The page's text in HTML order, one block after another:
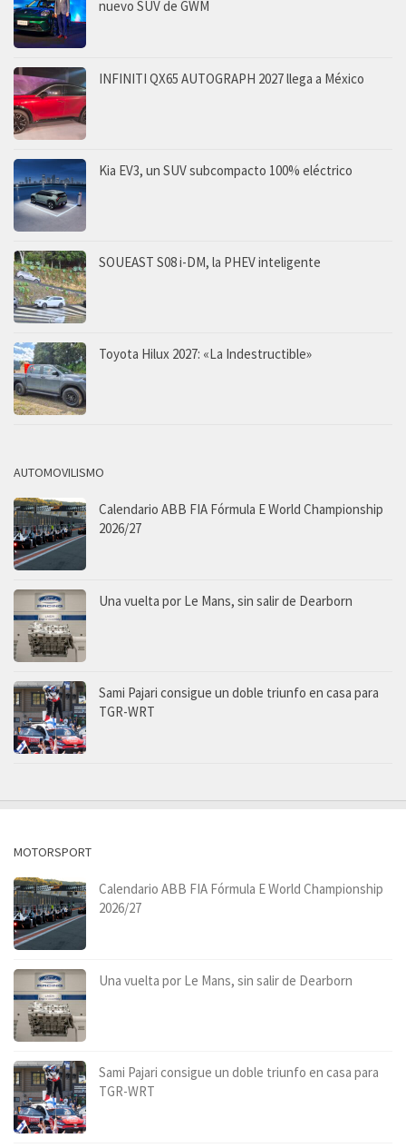
nuevo SUV de GWM
INFINITI QX65 AUTOGRAPH 2027 llega a México
Kia EV3, un SUV subcompacto 100% eléctrico
SOUEAST S08 i-DM, la PHEV inteligente
Toyota Hilux 2027: «La Indestructible»
AUTOMOVILISMO
Calendario ABB FIA Fórmula E World Championship
2026/27
Una vuelta por Le Mans, sin salir de Dearborn
Sami Pajari consigue un doble triunfo en casa para
TGR-WRT
MOTORSPORT
Calendario ABB FIA Fórmula E World Championship
2026/27
Una vuelta por Le Mans, sin salir de Dearborn
Sami Pajari consigue un doble triunfo en casa para
TGR-WRT